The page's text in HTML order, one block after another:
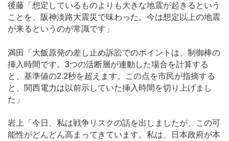
後藤「想定しているものよりも大きな地震が起きるという
ことを、阪神淡路大震災で味わった。今は想定以上の地震
が来るというのが常識です」
満田「大飯原発の差し止め訴訟でのポイントは、制御棒の
挿入時間です。3つの活断層が連動した場合を計算する
と、基準値の2.2秒を超えます。この点を市民が指摘する
と、関西電力は以前示していた挿入時間を切り上げまし
た」
岩上「今日、私は戦争リスクの話を出しましたが、この可
能性がどんどん高まってきています。私は、日本政府が本